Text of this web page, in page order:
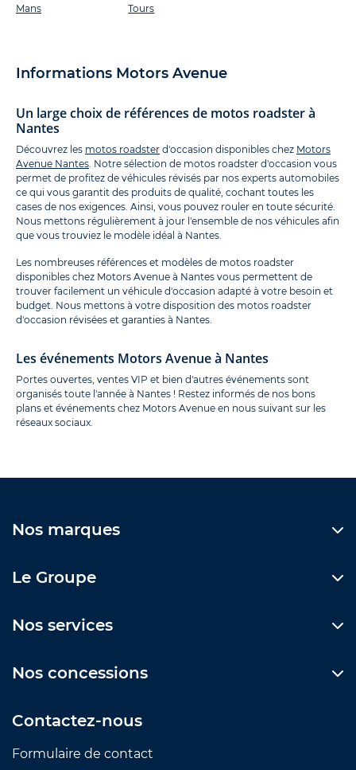
Mans
Tours
Informations Motors Avenue
Un large choix de références de motos roadster à
Nantes
Découvrez les motos roadster d'occasion disponibles chez Motors
Avenue Nantes . Notre sélection de motos roadster d'occasion vous
permet de profitez de véhicules révisés par nos experts automobiles
ce qui vous garantit des produits de qualité, cochant toutes les
cases de nos exigences. Ainsi, vous pouvez rouler en toute sécurité.
Nous mettons régulièrement à jour l'ensemble de nos véhicules afin
que vous trouviez le modèle idéal à Nantes.
Les nombreuses références et modèles de motos roadster
disponibles chez Motors Avenue à Nantes vous permettent de
trouver facilement un véhicule d'occasion adapté à votre besoin et
budget. Nous mettons à votre disposition des motos roadster
d'occasion révisées et garanties à Nantes.
Les événements Motors Avenue à Nantes
Portes ouvertes, ventes VIP et bien d'autres événements sont
organisés toute l'année à Nantes ! Restez informés de nos bons
plans et événements chez Motors Avenue en nous suivant sur les
réseaux sociaux.
Nos marques
Le Groupe
Nos services
Nos concessions
Contactez-nous
Formulaire de contact